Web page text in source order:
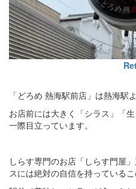
「どろめ 熱海駅前店」は熱海駅
お店前には大きく「シラス」「
一際目立っています。
しらす専門のお店「しらす門屋
スには絶対の自信を持っているこ